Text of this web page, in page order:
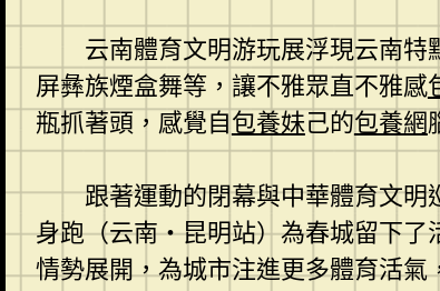
云南體育文明游玩展浮現云南
屏彝族煙盒舞等，讓不雅眾直不雅感
瓶抓著頭，感覺自包養妹己的包養網
跟著運動的閉幕與中華體育文
身跑（云南・昆明站）為春城留下
情勢展開，為城市注進更多體育活